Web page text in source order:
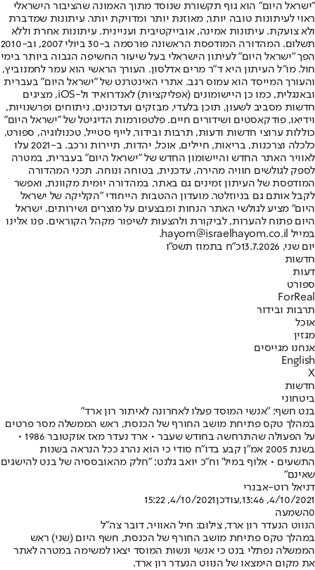
"ישראל היום" הוא גוף תקשורת שנוסד מתוך האמונה שהציבור הישראלי
ראוי לעיתונות טובה יותר, מאוזנת יותר ומדויקת יותר. עיתונות שמדברת
ולא צועקת. עיתונות אמינה, אובייקטיבית ועניינית. עיתונות אחרת וללא
תשלום. המהדורה המודפסת הראשונה פורסמה ב-30 ביולי 2007, וב-2010
הפך "ישראל היום" לעיתון הישראלי בעל שיעור החשיפה הגבוה ביותר בימי
חול. מו"ל העיתון היא ד"ר מרים אדלסון. העורך הראשי הוא עמר לחמנוביץ,
והעורך המייסד הוא עמוס רגב. אתרי האינטרנט של "ישראל היום" בעברית
ובאנגלית, כמו כן היישומונים (אפליקציות) לאנדרואיד ול-iOS, מציגים
חדשות מסביב לשעון, תוכן בלעדי, מבזקים ועדכונים, ניתוחים ופרשנויות,
וידיאו, פודקאסטים ושידורים חיים. פלטפורמות הדיגיטל של "ישראל היום"
כוללות ערוצי חדשות ודעות, תרבות ובידור, לייף סטייל, טכנולוגיה, ספורט,
כלכלה וצרכנות, בריאות, חיילים, אוכל, יהדות, תיירות ורכב. ב-2021 עלו
לאוויר האתר החדש והיישומון החדש של "ישראל היום" בעברית, במטרה
לספק לגולשים חוויה מהירה, עדכנית, בטוחה ונוחה. תכני המהדורה
המודפסת של העיתון זמינים גם באתר, במהדורה יומית מקוונת, ואפשר
לקבל אותם גם בניוזלטר. מועדון ההטבות הייחודי "הקליקה של ישראל
היום" מציע לגולשי האתר הנחות ומבצעים על מוצרים ושירותים. ישראל
היום פתוח להערות, לביקורת ולהצעות לשיפור מקהל הקוראים. פנו אלינו
במייל hayom@israelhayom.co.il.
יום שני, 13.7.2026
כ"ח בתמוז תשפ"ו
חדשות
דעות
ספורט
ForReal
תרבות ובידור
אוכל
מגזין
אנחנו מגייסים
English
X
חדשות
ביטחוני
בנט חשף: "אנשי המוסד פעלו לאחרונה לאיתור רון ארד"
במהלך טקס פתיחת מושב החורף של הכנסת, ראש הממשלה מסר פרטים
על הפעולה שהתרחשה בחודש שעבר • ארד נעדר מאז אוקטובר 1986 •
בשנת 2005 אמ"ן קבע בדו"ח סודי כי הוא נהרג ככל הנראה בשנות
התשעים • אלוף במיל' וח"כ יואב גלנט: "חלק מהאובססיה של בנט להישגים
שאינם"
דניאל רוט-אבנרי
4/10/2021, 13:46
,עודכן4/10/2021, 15:22
0השמעה
הנווט הנעדר רון ארד, צילום: חיל האוויר, דובר צה"ל
במהלך טקס פתיחת מושב החורף של הכנסת, חשף היום (שני) ראש
הממשלה נפתלי בנט כי אנשי ונשות המוסד יצאו למשימה במטרה לאתר
את מקום הימצאו של הנווט הנעדר רון ארד.